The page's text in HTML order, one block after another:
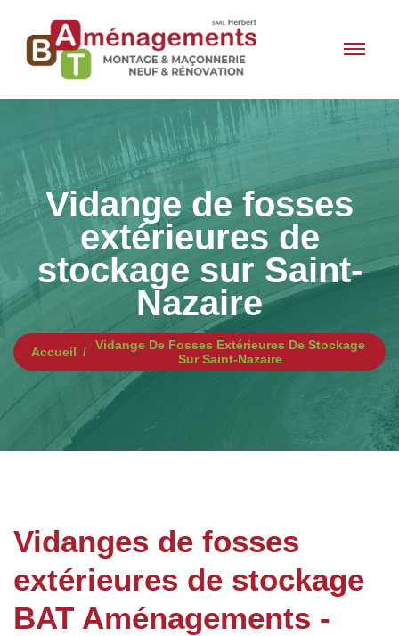
Vidange de fosses
extérieures de
stockage sur Saint-
Nazaire
Accueil
Vidange De Fosses Extérieures De Stockage
Sur Saint-Nazaire
Vidanges de fosses
extérieures de stockage
BAT Aménagements -